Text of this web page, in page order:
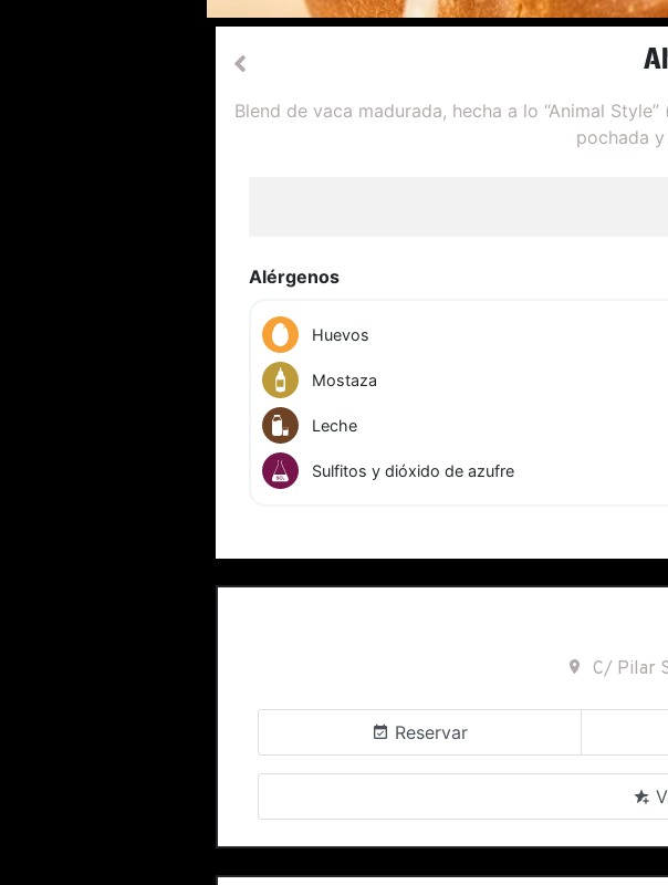
Blend de vaca madurada, hecha a lo “Animal
pochada y
Alérgenos
Huevos
Mostaza
Leche
Sulfitos y dióxido de azufre
C/ Pilar
Reservar